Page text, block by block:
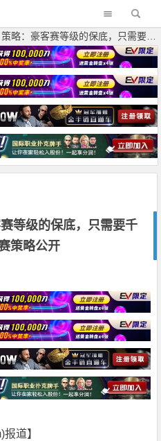
客赛等级的保底，只需要千分之一报名！双11幸运赛策略公开
等级的保底，只需要千
策略公开
)报道】